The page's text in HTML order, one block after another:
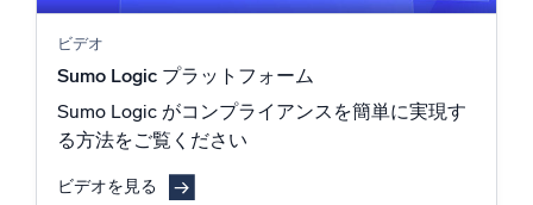
ビデオ
Sumo Logic プラットフォーム
Sumo Logic がコンプライアンスを簡単に実現す
る方法をご覧ください
ビデオを見る